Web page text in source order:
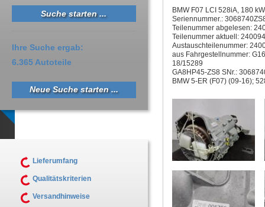
BMW F07 LCI 528iA, 180 kW
Seriennummer.:
Teilenummer abgelesen:
Teilenummer aktuell:
Austauschteilenummer:
aus Fahrgestellnummer:
18/15289
GA8HP45-ZS8 SNr.:
BMW 5-ER (F07) (09-16);
Ihre Suche ergab:
6.365 Autoteile
Neue Suche starten ...
Lieferumfang
Qualitätskriterien
Versandhinweise